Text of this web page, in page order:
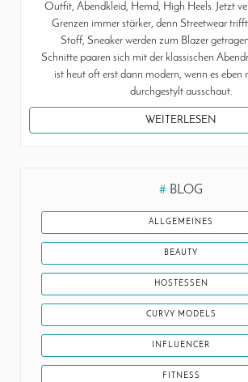
Outfit, Abendkleid, Hemd, High Heels. Jetzt
Grenzen immer stärker, denn Streetwear
Stoff, Sneaker werden zum Blazer
Schnitte paaren sich mit der klassischen
ist heut oft erst dann modern, wenn es
durchgestylt ausschaut.
WEITERLESEN
# BLOG
ALLGEMEINES
BEAUTY
HOSTESSEN
CURVY MODELS
INFLUENCER
FITNESS